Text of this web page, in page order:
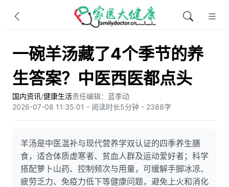
一碗羊汤藏了4个季节的养
生答案？中医西医都点头
国内资讯/健康生活责任编辑：蓝季动
2026-07-08 11:35:01 - 阅读时长5分钟 - 2388字
羊汤是中医温补与现代营养学双认证的四季养生膳
食，适合体质虚寒者、贫血人群及运动爱好者；科学
搭配萝卜山药、控制频次与用量，可缓解手脚冰凉、
疲劳乏力、免疫力低下等健康问题，避免上火和消化